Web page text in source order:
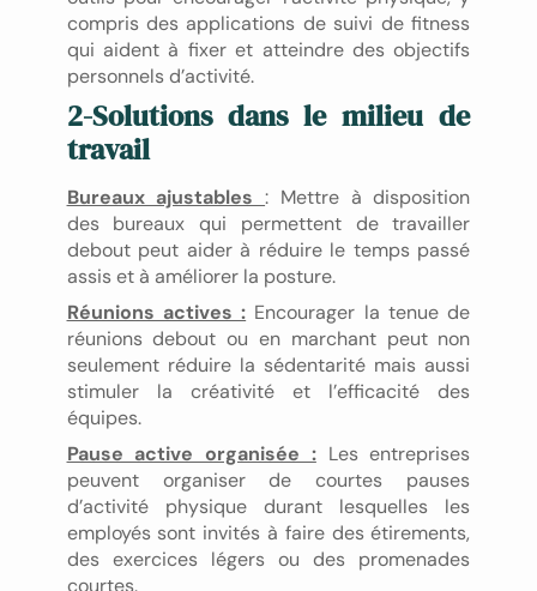
compris des applications de suivi de fitness
qui aident à fixer et atteindre des objectifs
personnels d’activité.
2-Solutions dans le milieu de
travail
Bureaux ajustables: Mettre à disposition
des bureaux qui permettent de travailler
debout peut aider à réduire le temps passé
assis et à améliorer la posture.
Réunions actives : Encourager la tenue de
réunions debout ou en marchant peut non
seulement réduire la sédentarité mais aussi
stimuler la créativité et l’efficacité des
équipes.
Pause active organisée :Les entreprises
peuvent organiser de courtes pauses
d’activité physique durant lesquelles les
employés sont invités à faire des étirements,
des exercices légers ou des promenades